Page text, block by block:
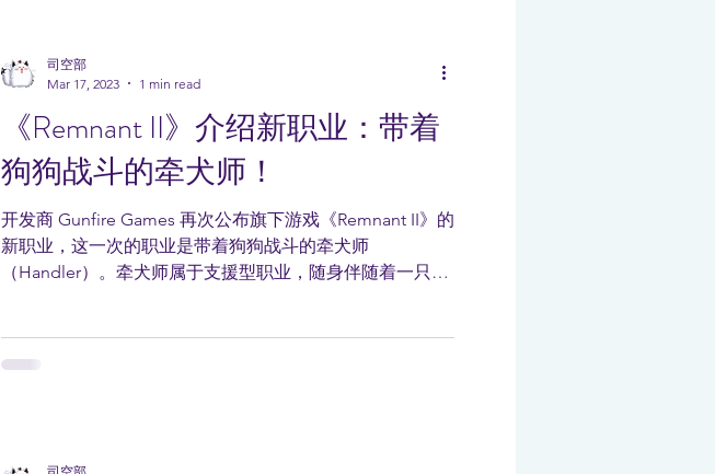
《Remnant II》介绍新职业：带着
狗狗战斗的牵犬师！
开发商 Gunfire Games 再次公布旗下游戏《Remnant II》的
新职业，这一次的职业是带着狗狗战斗的牵犬师
（Handler）。牵犬师属于支援型职业，随身伴随着一只
司空部
Mar 17, 2023
1 min read